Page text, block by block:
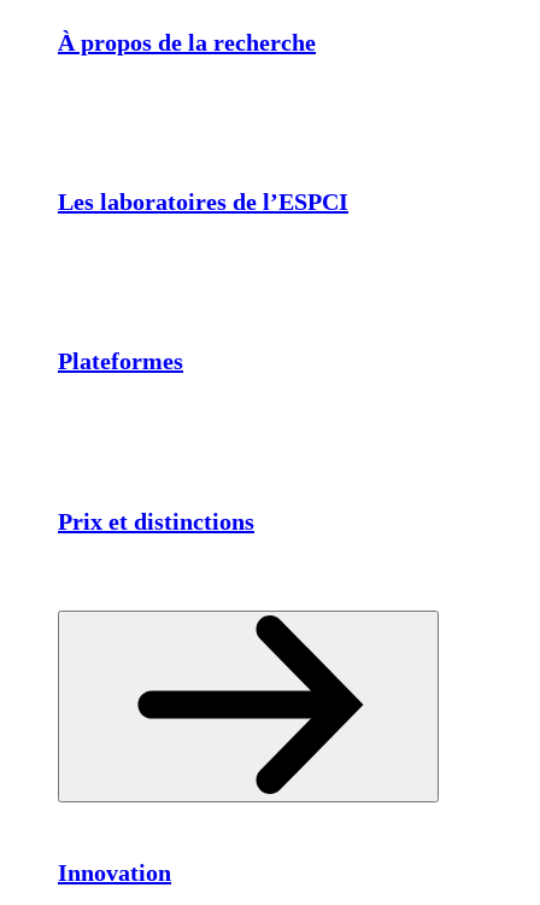
À propos de la recherche
Les laboratoires de l’ESPCI
Plateformes
Prix et distinctions
Innovation